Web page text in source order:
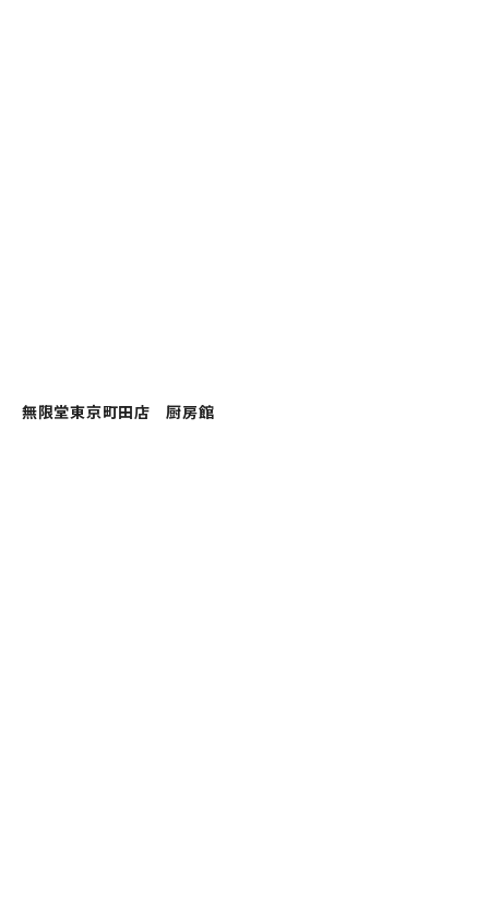
無限堂東京町田店 厨房館